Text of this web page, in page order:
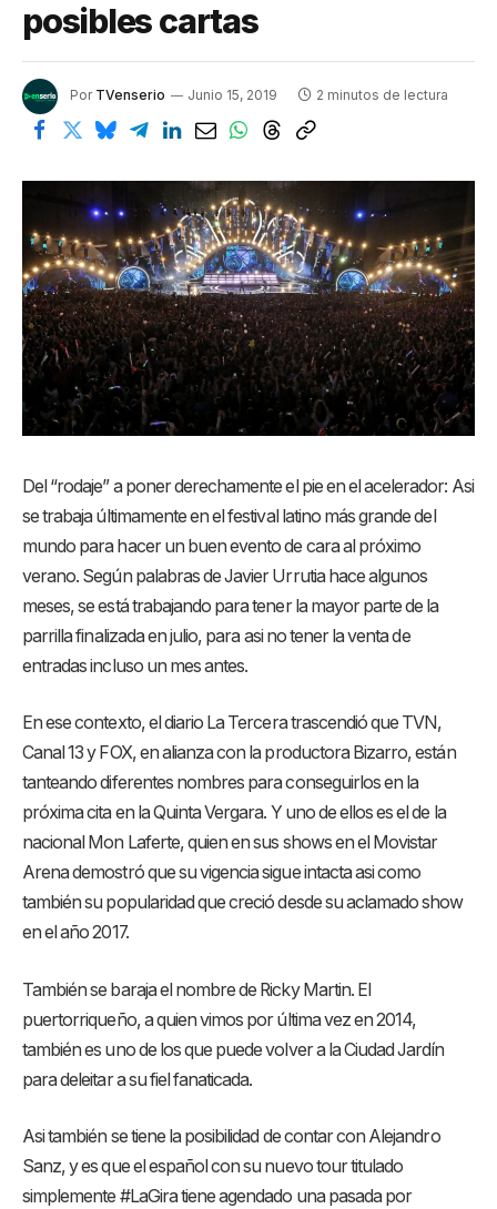
posibles cartas
Por TVenserio Junio 15, 2019 2 minutos de lectura
Del “rodaje” a poner derechamente el pie en el acelerador: Asi
se trabaja últimamente en el festival latino más grande del
mundo para hacer un buen evento de cara al próximo
verano. Según palabras de Javier Urrutia hace algunos
meses, se está trabajando para tener la mayor parte de la
parrilla finalizada en julio, para asi no tener la venta de
entradas incluso un mes antes.
En ese contexto, el diario La Tercera trascendió que TVN,
Canal 13 y FOX, en alianza con la productora Bizarro, están
tanteando diferentes nombres para conseguirlos en la
próxima cita en la Quinta Vergara. Y uno de ellos es el de la
nacional Mon Laferte, quien en sus shows en el Movistar
Arena demostró que su vigencia sigue intacta asi como
también su popularidad que creció desde su aclamado show
en el año 2017.
También se baraja el nombre de Ricky Martin. El
puertorriqueño, a quien vimos por última vez en 2014,
también es uno de los que puede volver a la Ciudad Jardín
para deleitar a su fiel fanaticada.
Asi también se tiene la posibilidad de contar con Alejandro
Sanz, y es que el español con su nuevo tour titulado
simplemente #LaGira tiene agendado una pasada por